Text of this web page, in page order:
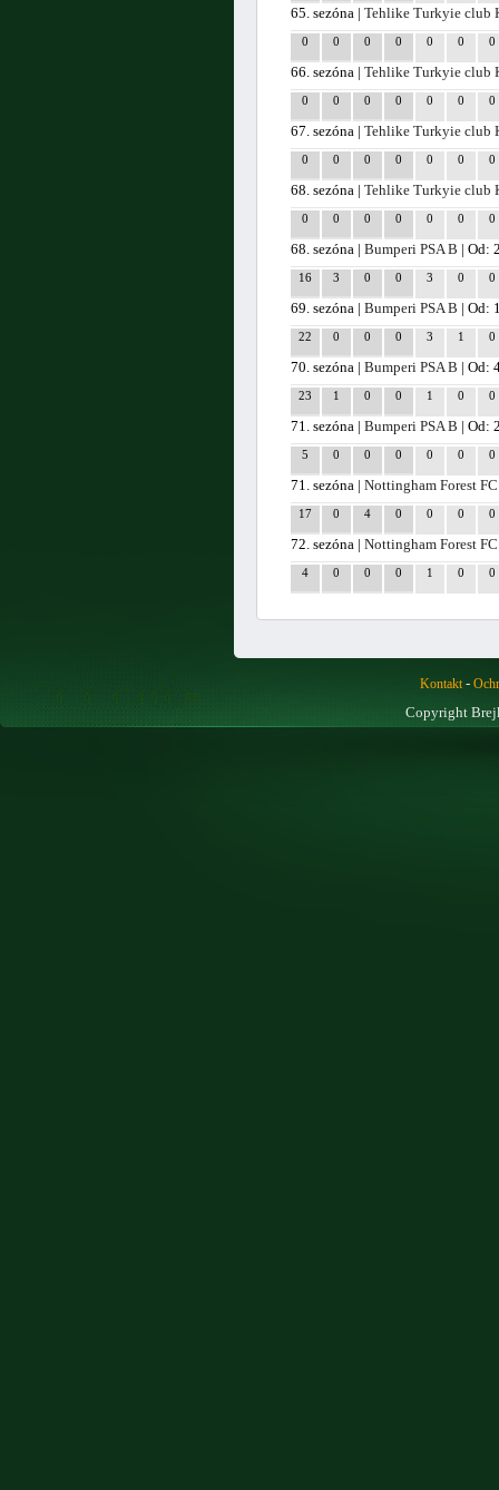
65. sezóna |Tehlike Turkyie club
0 0 0 0 0 0 0
66. sezóna |Tehlike Turkyie club
0 0 0 0 0 0 0
67. sezóna |Tehlike Turkyie club
0 0 0 0 0 0 0
68. sezóna |Tehlike Turkyie club
0 0 0 0 0 0 0
68. sezóna |Bumperi PSA B | Od:
16 3 0 0 3 0 0
69. sezóna |Bumperi PSA B | Od:
22 0 0 0 3 1 0
70. sezóna |Bumperi PSA B | Od:
23 1 0 0 1 0 0
71. sezóna |Bumperi PSA B | Od:
5 0 0 0 0 0 0
71. sezóna |Nottingham Forest FC
17 0 4 0 0 0 0
72. sezóna |Nottingham Forest FC
4 0 0 0 1 0 0
Kontakt-
Copyright